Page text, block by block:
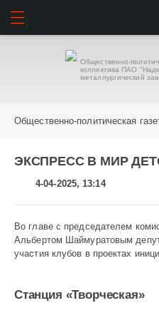
Общественно-
коллектива ПАО
металлургический
Общественно-политическая
ЭКСПРЕСС В МИР
4-04-2025, 13:14
Общество
648
Во главе с председателем
Альбертом Шаймуратовым
участия клубов в проектах
Станция «Творческая»